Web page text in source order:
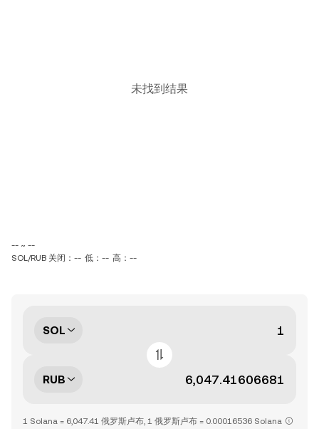
未找到结果
-- ~ --
SOL/RUB 关闭：-- 低：-- 高：--
SOL
RUB
1 Solana = 6,047.41 俄罗斯卢布, 1 俄罗斯卢布 = 0.00016536 Solana